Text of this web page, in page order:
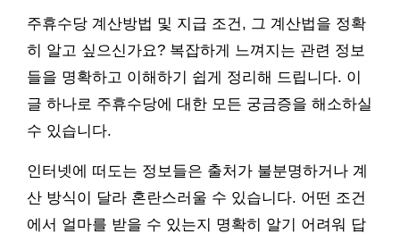
주휴수당 계산방법 및 지급 조건, 그 계산법을 정확
히 알고 싶으신가요? 복잡하게 느껴지는 관련 정보
들을 명확하고 이해하기 쉽게 정리해 드립니다. 이
글 하나로 주휴수당에 대한 모든 궁금증을 해소하실
수 있습니다.
인터넷에 떠도는 정보들은 출처가 불분명하거나 계
산 방식이 달라 혼란스러울 수 있습니다. 어떤 조건
에서 얼마를 받을 수 있는지 명확히 알기 어려워 답